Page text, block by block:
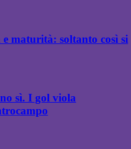
maturità: soltanto così si
sì. I gol viola